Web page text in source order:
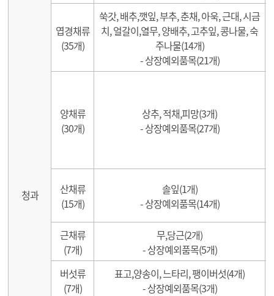
청과
엽경채류
(35개)
쑥갓, 배추,깻잎, 부추, 춘채, 아욱, 근대, 시금
치, 얼갈이,열무, 양배추, 고추잎, 콩나물, 숙
주나물(14개)
- 상장예외품목(21개)
양채류
(30개)
상추, 적채,피망(3개)
- 상장예외품목(27개)
산채류
(15개)
솔잎(1개)
- 상장예외품목(14개)
근채류
(7개)
무,당근(2개)
- 상장예외품목(5개)
버섯류
(7개)
표고,양송이, 느타리, 팽이버섯(4개)
- 상장예외품목(3개)